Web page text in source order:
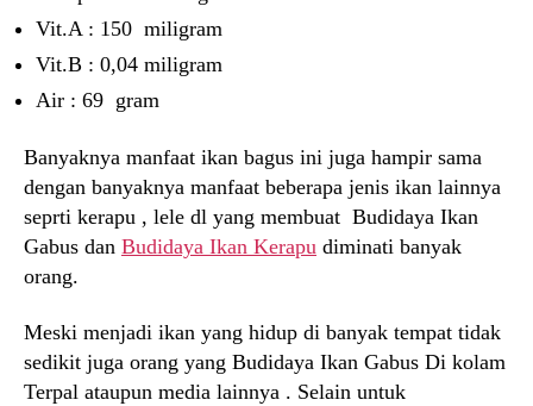
Vit.A : 150 miligram
Vit.B : 0,04 miligram
Air : 69 gram
Banyaknya manfaat ikan bagus ini juga hampir sama
dengan banyaknya manfaat beberapa jenis ikan lainnya
seprti kerapu , lele dl yang membuat Budidaya Ikan
Gabus dan Budidaya Ikan Kerapu diminati banyak
orang.
Meski menjadi ikan yang hidup di banyak tempat tidak
sedikit juga orang yang Budidaya Ikan Gabus Di kolam
Terpal ataupun media lainnya . Selain untuk